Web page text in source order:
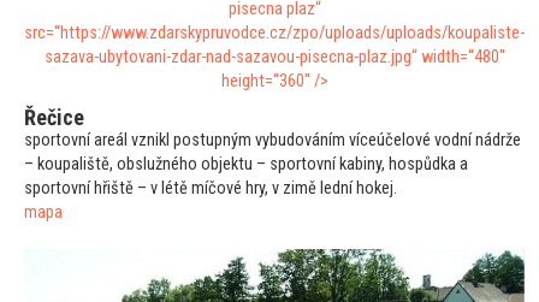
pisecna plaz“
src=“https://www.zdarskypruvodce.cz/zpo/uploads/uploads/koupaliste-
sazava-ubytovani-zdar-nad-sazavou-pisecna-plaz.jpg“ width=“480″
height=“360″ />
Řečice
sportovní areál vznikl postupným vybudováním víceúčelové vodní nádrže
– koupaliště, obslužného objektu – sportovní kabiny, hospůdka a
sportovní hřiště – v létě míčové hry, v zimě lední hokej.
mapa